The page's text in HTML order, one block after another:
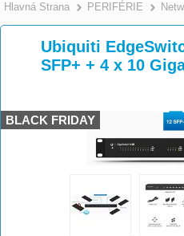
Hlavná Strana >
PERIFÉRIE
Ubiquiti
SFP+ + 4 x 10
BLACK FRIDAY